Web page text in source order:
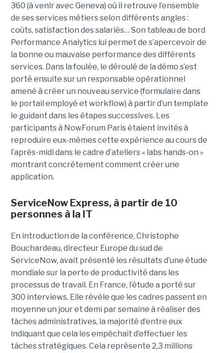
360 (à venir avec Geneva) où il retrouve l’ensemble
de ses services métiers selon différents angles :
coûts, satisfaction des salariés… Son tableau de bord
Performance Analytics lui permet de s’apercevoir de
la bonne ou mauvaise performance des différents
services. Dans la foulée, le déroulé de la démo s’est
porté ensuite sur un responsable opérationnel
amené à créer un nouveau service (formulaire dans
le portail employé et workflow) à partir d’un template
le guidant dans les étapes successives. Les
participants à NowForum Paris étaient invités à
reproduire eux-mêmes cette expérience au cours de
l’après-midi dans le cadre d’ateliers « labs hands-on »
montrant concrètement comment créer une
application.
ServiceNow Express, à partir de 10
personnes à la IT
En introduction de la conférence, Christophe
Bouchardeau, directeur Europe du sud de
ServiceNow, avait présenté les résultats d’une étude
mondiale sur la perte de productivité dans les
processus de travail. En France, l’étude a porté sur
300 interviews. Elle révèle que les cadres passent en
moyenne un jour et demi par semaine à réaliser des
tâches administratives, la majorité d’entre eux
indiquant que cela les empêchait d’effectuer les
tâches stratégiques. Cela représente 2,3 millions